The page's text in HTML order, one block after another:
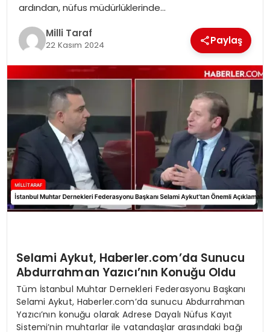
ardından, nüfus müdürlüklerinde…
Milli Taraf
22 Kasım 2024 Paylaş
Selami Aykut, Haberler.com’da Sunucu
Abdurrahman Yazıcı’nın Konuğu Oldu
Tüm İstanbul Muhtar Dernekleri Federasyonu Başkanı
Selami Aykut, Haberler.com’da sunucu Abdurrahman
Yazıcı’nın konuğu olarak Adrese Dayalı Nüfus Kayıt
Sistemi’nin muhtarlar ile vatandaşlar arasındaki bağı